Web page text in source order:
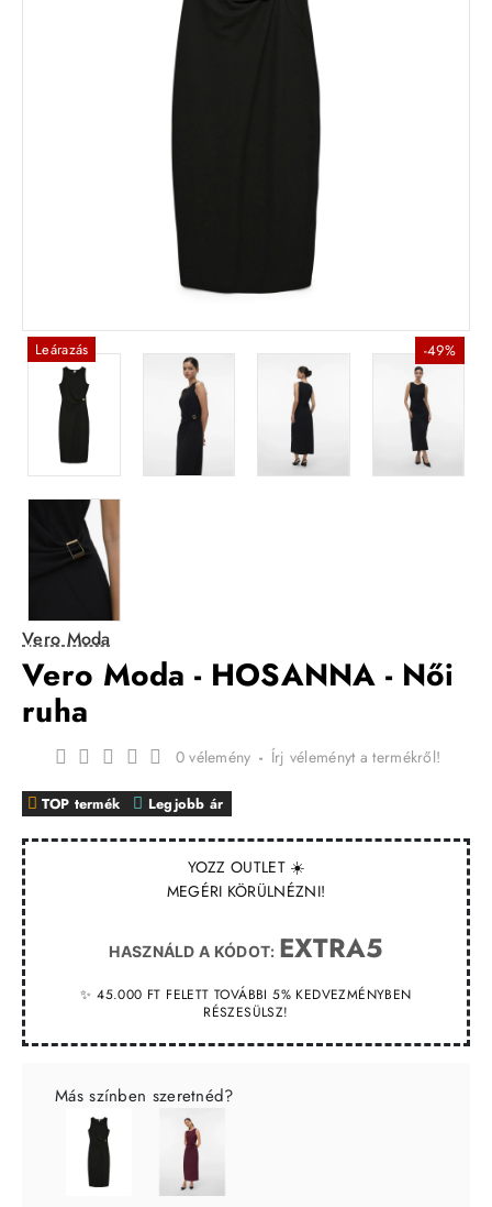
Leárazás -49%
Vero Moda
Vero Moda - HOSANNA - Női
ruha
YOZZ OUTLET ☀️
MEGÉRI KÖRÜLNÉZNI!
HASZNÁLD A KÓDOT: EXTRA5
✨ 45.000 FT FELETT TOVÁBBI 5% KEDVEZMÉNYBEN
RÉSZESÜLSZ!
TOP termék Legjobb ár
0 vélemény - Írj véleményt a termékről!
Más színben szeretnéd?